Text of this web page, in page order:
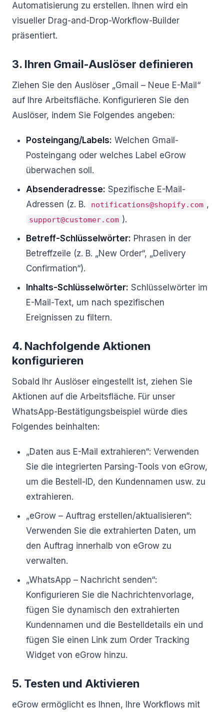
Automatisierung zu erstellen. Ihnen wird ein
visueller Drag-and-Drop-Workflow-Builder
präsentiert.
3. Ihren Gmail-Auslöser definieren
Ziehen Sie den Auslöser „Gmail – Neue E-Mail“
auf Ihre Arbeitsfläche. Konfigurieren Sie den
Auslöser, indem Sie Folgendes angeben:
Posteingang/Labels: Welchen Gmail-
Posteingang oder welches Label eGrow
überwachen soll.
Absenderadresse: Spezifische E-Mail-
Adressen (z. B.
notifications@shopify.com ,
support@customer.com ).
Betreff-Schlüsselwörter: Phrasen in der
Betreffzeile (z. B. „New Order“, „Delivery
Confirmation“).
Inhalts-Schlüsselwörter: Schlüsselwörter im
E-Mail-Text, um nach spezifischen
Ereignissen zu filtern.
4. Nachfolgende Aktionen
konfigurieren
Sobald Ihr Auslöser eingestellt ist, ziehen Sie
Aktionen auf die Arbeitsfläche. Für unser
WhatsApp-Bestätigungsbeispiel würde dies
Folgendes beinhalten:
„Daten aus E-Mail extrahieren“: Verwenden
Sie die integrierten Parsing-Tools von eGrow,
um die Bestell-ID, den Kundennamen usw. zu
extrahieren.
„eGrow – Auftrag erstellen/aktualisieren“:
Verwenden Sie die extrahierten Daten, um
den Auftrag innerhalb von eGrow zu
verwalten.
„WhatsApp – Nachricht senden“:
Konfigurieren Sie die Nachrichtenvorlage,
fügen Sie dynamisch den extrahierten
Kundennamen und die Bestelldetails ein und
fügen Sie einen Link zum Order Tracking
Widget von eGrow hinzu.
5. Testen und Aktivieren
eGrow ermöglicht es Ihnen, Ihre Workflows mit